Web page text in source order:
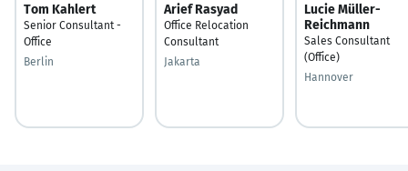
Tom Kahlert
Senior Consultant -
Office
Berlin
Arief Rasyad
Office Relocation
Consultant
Jakarta
Lucie Müller-
Reichmann
Sales Consultant
(Office)
Hannover